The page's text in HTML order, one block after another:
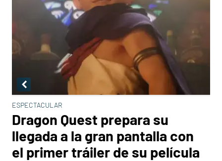
ESPECTACULAR
Dragon Quest prepara su
llegada a la gran pantalla con
el primer tráiler de su película